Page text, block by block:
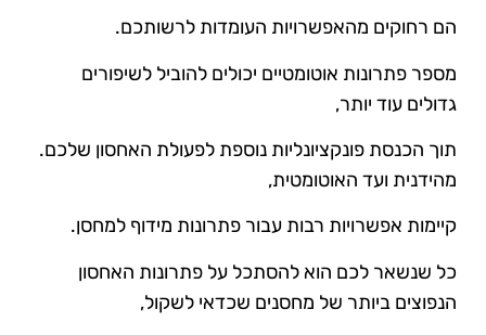
הם רחוקים מהאפשרויות העומדות לרשותכם.
מספר פתרונות אוטומטיים יכולים להוביל לשיפורים
גדולים עוד יותר,
תוך הכנסת פונקציונליות נוספת לפעולת האחסון שלכם.
מהידנית ועד האוטומטית,
קיימות אפשרויות רבות עבור פתרונות מידוף למחסן.
כל שנשאר לכם הוא להסתכל על פתרונות האחסון
הנפוצים ביותר של מחסנים שכדאי לשקול,